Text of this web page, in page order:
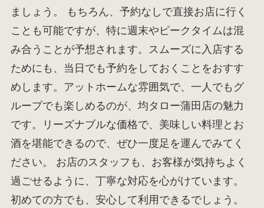
ましょう。 もちろん、予約なしで直接お店に行く
ことも可能ですが、特に週末やピークタイムは混
み合うことが予想されます。スムーズに入店する
ためにも、当日でも予約をしておくことをおすす
めします。アットホームな雰囲気で、一人でもグ
ループでも楽しめるのが、均タロー蒲田店の魅力
です。リーズナブルな価格で、美味しい料理とお
酒を堪能できるので、ぜひ一度足を運んでみてく
ださい。 お店のスタッフも、お客様が気持ちよく
過ごせるように、丁寧な対応を心がけています。
初めての方でも、安心して利用できるでしょう。